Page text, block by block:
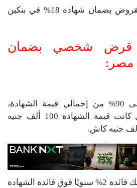
ويقدم وينرز تفاصيل القروض بضمان شهادة 18% في بنكين
قرض شخصي بضمان
مصر:
نسبة التمويل: تصل إلى 90% من إجمالي قيمة الشهادة،
ويعني هذا أنه في حال كانت قيمة الشهادة 100 ألف جنيه
نسبة الفائدة: يضيف البنك فائدة 2% سنويًا فوق فائدة الشهادة